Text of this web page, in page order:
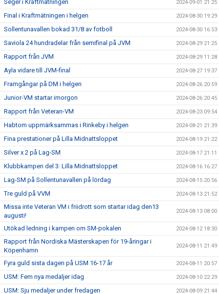
Seger i Kraftmätningen 2024-09-01 21:25
Final i Kraftmätningen i helgen 2024-08-30 19:29
Sollentunavallen bokad 31/8 av fotboll 2024-08-30 16:53
Saviola 24 hundradelar från semifinal på JVM 2024-08-29 21:25
Rapport från JVM 2024-08-29 11:28
Ayla vidare till JVM-final 2024-08-27 19:37
Framgångar på DM i helgen 2024-08-26 20:59
Junior-VM startar imorgon 2024-08-26 20:45
Rapport från Veteran-VM 2024-08-23 09:54
Habtom uppmärksammas i Rinkeby i helgen 2024-08-21 21:39
Fina prestationer på Lilla Midnattsloppet 2024-08-19 21:22
Silver x 2 på Lag-SM 2024-08-17 21:11
Klubbkampen del 3: Lilla Midnattsloppet 2024-08-16 16:27
Lag-SM på Sollentunavallen på lördag 2024-08-15 20:56
Tre guld på VVM 2024-08-13 21:52
Missa inte Veteran VM i friidrott som startar idag den13
augusti!
2024-08-13 08:00
Utökad ledning i kampen om SM-pokalen 2024-08-12 18:30
Rapport från Nordiska Mästerskapen för 19-åringar i
Köpenhamn
2024-08-11 21:49
Fyra guld sista dagen på USM 16-17 år 2024-08-11 20:57
USM: Fem nya medaljer idag 2024-08-10 22:29
USM: Sju medaljer under fredagen 2024-08-09 21:44